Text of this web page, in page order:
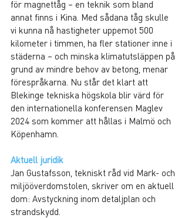
för magnettåg ­– en teknik som bland
annat finns i Kina. Med sådana tåg skulle
vi kunna nå hastigheter uppemot 500
kilometer i timmen, ha fler stationer inne i
städerna – och minska klimatutsläppen på
grund av mindre behov av betong, menar
förespråkarna. Nu står det klart att
Blekinge tekniska högskola blir värd för
den internationella konferensen Maglev
2024 som kommer att hållas i Malmö och
Köpenhamn.
Aktuell juridik
Jan Gustafsson, tekniskt råd vid Mark- och
miljööverdomstolen, skriver om en aktuell
dom: Avstyckning inom detaljplan och
strandskydd.